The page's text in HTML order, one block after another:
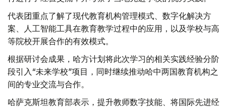
代表团重点了解了现代教育机构管理模式、数字化解决方
案、人工智能工具在教育教学过程中的应用，以及学校与高
等院校开展合作的有效模式。
根据研讨会成果，哈方计划将此次学习的相关实践经验分阶
段引入“未来学校”项目，同时继续推动哈中两国教育机构之
间的专业交流与合作。
哈萨克斯坦教育部表示，提升教师数字技能、将国际先进经